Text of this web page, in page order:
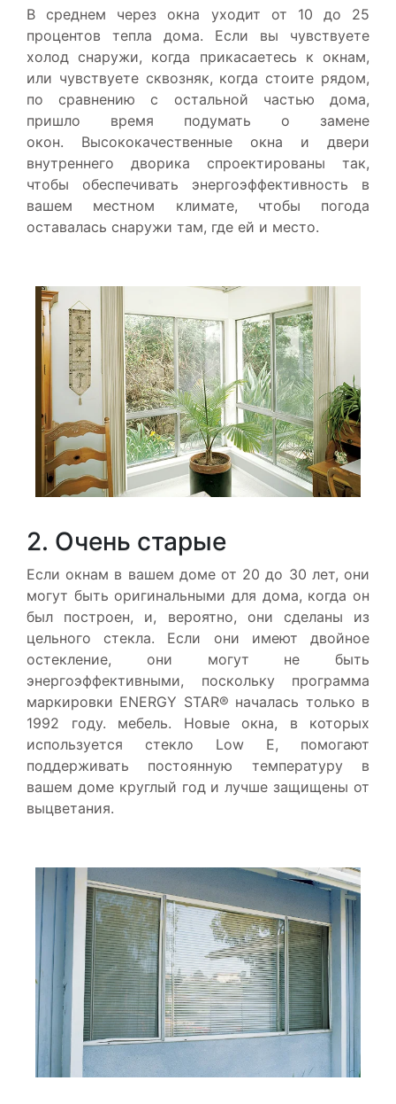
В среднем через окна уходит от 10 до 25
процентов тепла дома. Если вы чувствуете
холод снаружи, когда прикасаетесь к окнам,
или чувствуете сквозняк, когда стоите рядом,
по сравнению с остальной частью дома,
пришло время подумать о замене
окон. Высококачественные окна и двери
внутреннего дворика спроектированы так,
чтобы обеспечивать энергоэффективность в
вашем местном климате, чтобы погода
оставалась снаружи там, где ей и место.
2. Очень старые
Если окнам в вашем доме от 20 до 30 лет, они
могут быть оригинальными для дома, когда он
был построен, и, вероятно, они сделаны из
цельного стекла. Если они имеют двойное
остекление, они могут не быть
энергоэффективными, поскольку программа
маркировки ENERGY STAR® началась только в
1992 году. мебель. Новые окна, в которых
используется стекло Low E, помогают
поддерживать постоянную температуру в
вашем доме круглый год и лучше защищены от
выцветания.